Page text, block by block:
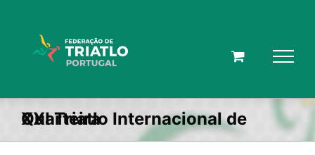
XXI Triatlo Internacional de Quarteira